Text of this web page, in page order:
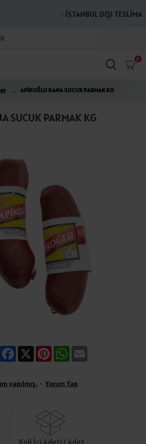
· İSTANBUL DIŞI
0
APİKOĞLU DANA SUCUK PARMAK KG
SUCUK PARMAK KG
Facebook
X PinterestWhatsApp
yapılmış. - Yorum Yap
Koli İçi Adeti 1 Adet